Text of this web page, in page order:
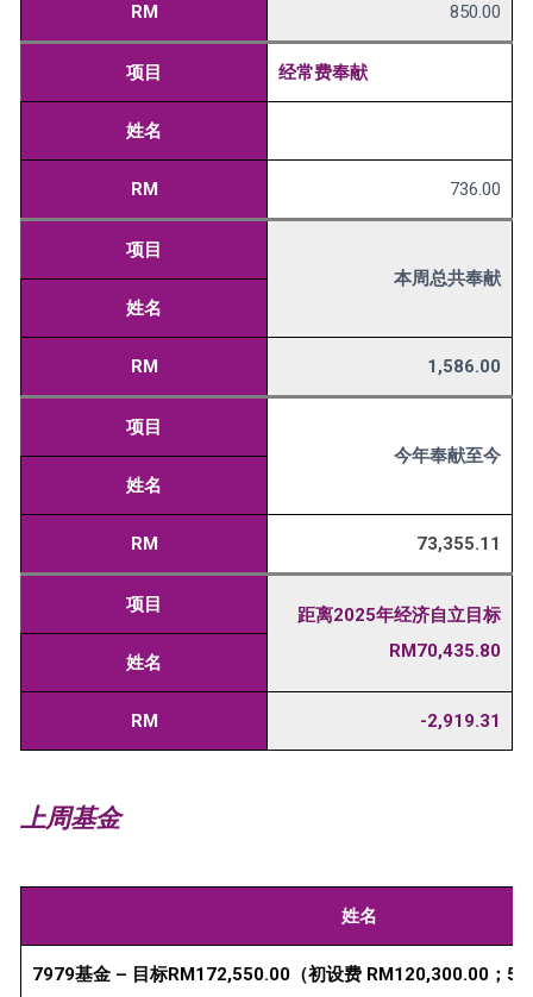
RM 850.00
项目 经常费奉献
姓名
RM 736.00
项目
本周总共奉献
姓名
RM 1,586.00
项目
今年奉献至今
姓名
RM 73,355.11
项目
距离2025年经济自立目标
RM70,435.80
姓名
RM -2,919.31
上周基金
姓名
7979基金 – 目标RM172,550.00（初设费 RM120,300.00；5